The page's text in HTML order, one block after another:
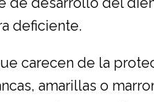
deficiente.
carecen de la
amarillas o